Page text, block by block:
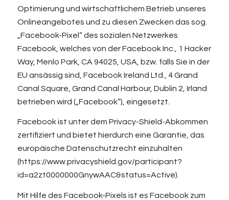
Optimierung und wirtschaftlichem Betrieb unseres
Onlineangebotes und zu diesen Zwecken das sog.
„Facebook-Pixel“ des sozialen Netzwerkes
Facebook, welches von der Facebook Inc., 1 Hacker
Way, Menlo Park, CA 94025, USA, bzw. falls Sie in der
EU ansässig sind, Facebook Ireland Ltd., 4 Grand
Canal Square, Grand Canal Harbour, Dublin 2, Irland
betrieben wird („Facebook“), eingesetzt.
Facebook ist unter dem Privacy-Shield-Abkommen
zertifiziert und bietet hierdurch eine Garantie, das
europäische Datenschutzrecht einzuhalten
(https://www.privacyshield.gov/participant?
id=a2zt0000000GnywAAC&status=Active).
Mit Hilfe des Facebook-Pixels ist es Facebook zum